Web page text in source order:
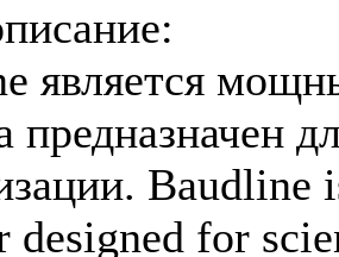
является
предназначен
Baudline
designed for